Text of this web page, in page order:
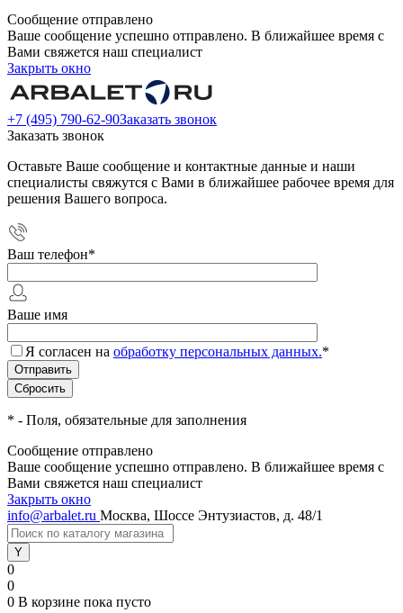
Сообщение отправлено
Ваше сообщение успешно отправлено. В ближайшее время с
Вами свяжется наш специалист
Закрыть окно
+7 (495) 790-62-90Заказать звонок
Заказать звонок
Оставьте Ваше сообщение и контактные данные и наши
специалисты свяжутся с Вами в ближайшее рабочее время для
решения Вашего вопроса.
Ваш телефон*
Ваше имя
Я согласен на обработку персональных данных.*
* - Поля, обязательные для заполнения
Сообщение отправлено
Ваше сообщение успешно отправлено. В ближайшее время с
Вами свяжется наш специалист
Закрыть окно
info@arbalet.ru Москва, Шоссе Энтузиастов, д. 48/1
0
0
0 В корзине пока пусто